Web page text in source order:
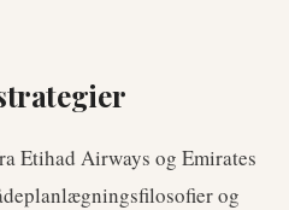
Etihad Airways og Emirates
og